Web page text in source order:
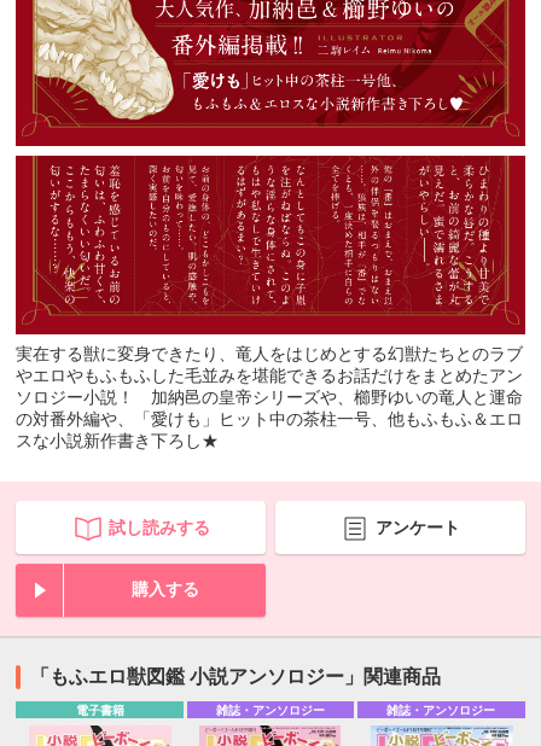
実在する獣に変身できたり、竜人をはじめとする幻獣たちとのラブ
やエロやもふもふした毛並みを堪能できるお話だけをまとめたアン
ソロジー小説！ 加納邑の皇帝シリーズや、櫛野ゆいの竜人と運命
の対番外編や、「愛けも」ヒット中の茶柱一号、他もふもふ＆エロ
スな小説新作書き下ろし★
試し読みする アンケート
購入する
「もふエロ獣図鑑 小説アンソロジー」関連商品
電子書籍 雑誌・アンソロジー 雑誌・アンソロジー